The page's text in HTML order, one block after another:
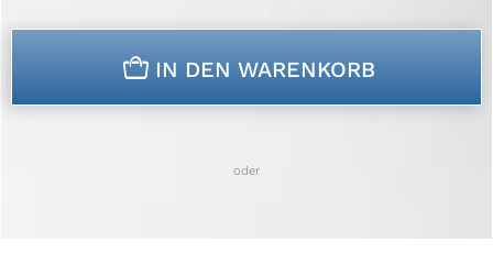
n IN DEN WARENKORB
oder